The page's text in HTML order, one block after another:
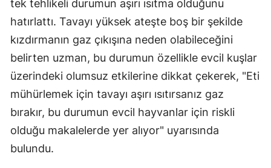
tek tehlikeli durumun aşırı ısıtma olduğunu
hatırlattı. Tavayı yüksek ateşte boş bir şekilde
kızdırmanın gaz çıkışına neden olabileceğini
belirten uzman, bu durumun özellikle evcil kuşlar
üzerindeki olumsuz etkilerine dikkat çekerek, "Eti
mühürlemek için tavayı aşırı ısıtırsanız gaz
bırakır, bu durumun evcil hayvanlar için riskli
olduğu makalelerde yer alıyor" uyarısında
bulundu.